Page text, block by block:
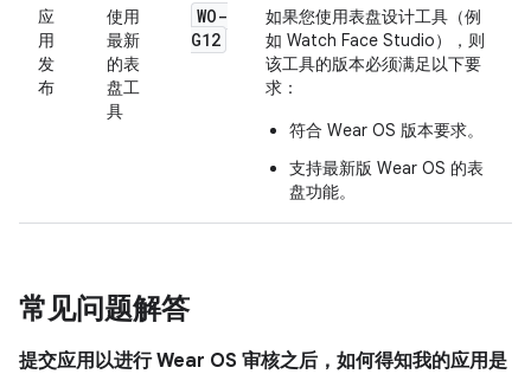
应
用
发
布
使用
最新
的表
盘工
具
WO-
G12
如果您使用表盘设计工具（例
如 Watch Face Studio），则
该工具的版本必须满足以下要
求：
符合 Wear OS 版本要求。
支持最新版 Wear OS 的表
盘功能。
常见问题解答
提交应用以进行 Wear OS 审核之后，如何得知我的应用是